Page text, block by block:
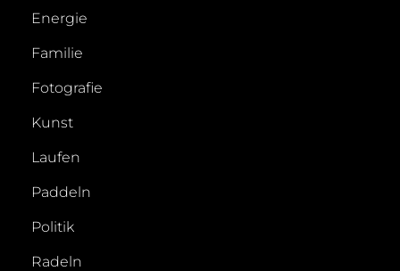
Energie
Familie
Fotografie
Kunst
Laufen
Paddeln
Politik
Radeln